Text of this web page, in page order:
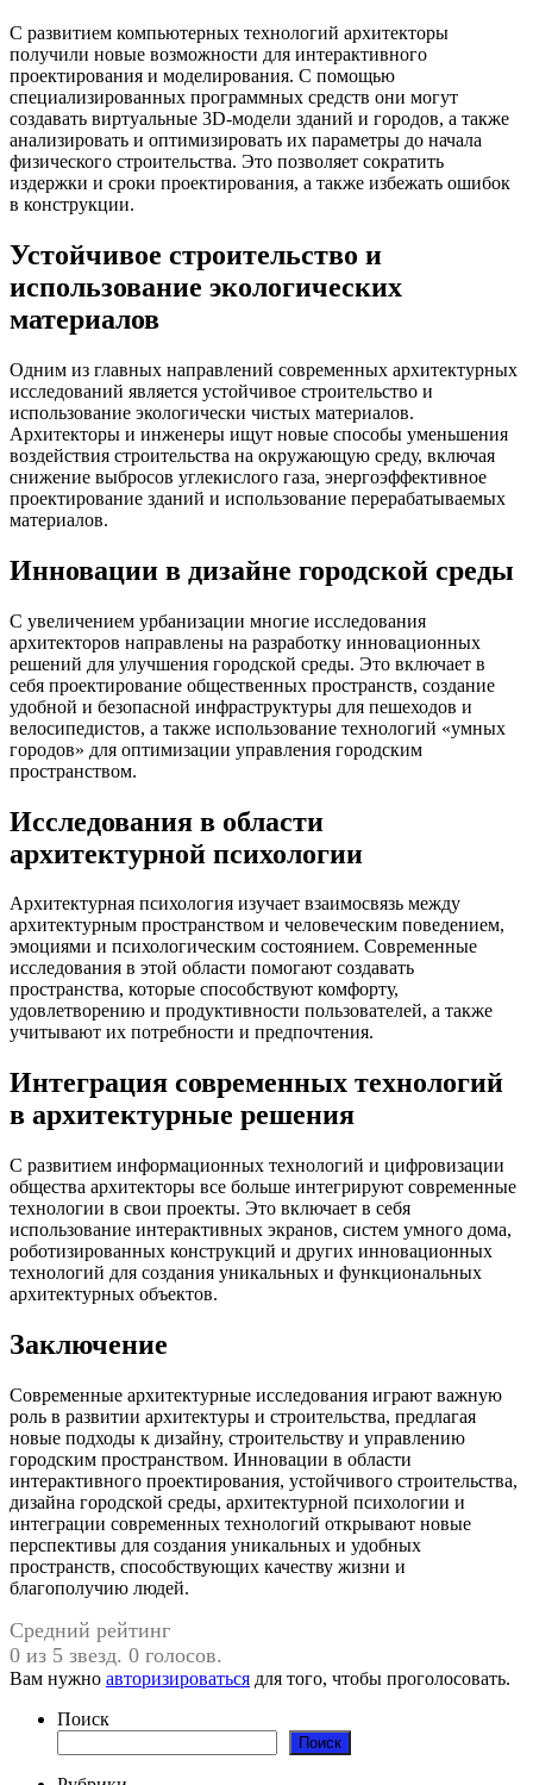
С развитием компьютерных технологий архитекторы
получили новые возможности для интерактивного
проектирования и моделирования. С помощью
специализированных программных средств они могут
создавать виртуальные 3D-модели зданий и городов, а также
анализировать и оптимизировать их параметры до начала
физического строительства. Это позволяет сократить
издержки и сроки проектирования, а также избежать ошибок
в конструкции.
Устойчивое строительство и
использование экологических
материалов
Одним из главных направлений современных архитектурных
исследований является устойчивое строительство и
использование экологически чистых материалов.
Архитекторы и инженеры ищут новые способы уменьшения
воздействия строительства на окружающую среду, включая
снижение выбросов углекислого газа, энергоэффективное
проектирование зданий и использование перерабатываемых
материалов.
Инновации в дизайне городской среды
С увеличением урбанизации многие исследования
архитекторов направлены на разработку инновационных
решений для улучшения городской среды. Это включает в
себя проектирование общественных пространств, создание
удобной и безопасной инфраструктуры для пешеходов и
велосипедистов, а также использование технологий «умных
городов» для оптимизации управления городским
пространством.
Исследования в области
архитектурной психологии
Архитектурная психология изучает взаимосвязь между
архитектурным пространством и человеческим поведением,
эмоциями и психологическим состоянием. Современные
исследования в этой области помогают создавать
пространства, которые способствуют комфорту,
удовлетворению и продуктивности пользователей, а также
учитывают их потребности и предпочтения.
Интеграция современных технологий
в архитектурные решения
С развитием информационных технологий и цифровизации
общества архитекторы все больше интегрируют современные
технологии в свои проекты. Это включает в себя
использование интерактивных экранов, систем умного дома,
роботизированных конструкций и других инновационных
технологий для создания уникальных и функциональных
архитектурных объектов.
Заключение
Современные архитектурные исследования играют важную
роль в развитии архитектуры и строительства, предлагая
новые подходы к дизайну, строительству и управлению
городским пространством. Инновации в области
интерактивного проектирования, устойчивого строительства,
дизайна городской среды, архитектурной психологии и
интеграции современных технологий открывают новые
перспективы для создания уникальных и удобных
пространств, способствующих качеству жизни и
благополучию людей.
Средний рейтинг
0 из 5 звезд. 0 голосов.
Вам нужно авторизироваться для того, чтобы проголосовать.
Поиск
Поиск